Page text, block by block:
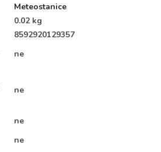
Meteostanice
0.02 kg
8592920129357
ne
ne
ne
ne